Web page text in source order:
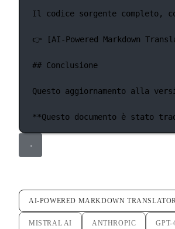
Il codice sorgente completo,
👉 [AI-Powered Markdown
## Conclusione
Questo aggiornamento alla
**Questo documento è stato
AI-POWERED MARKDOWN
MISTRAL AI ANTHROPIC GPT-